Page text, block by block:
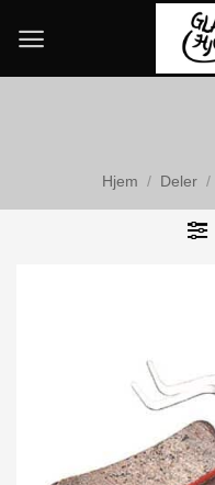
content
Hjem / Deler /